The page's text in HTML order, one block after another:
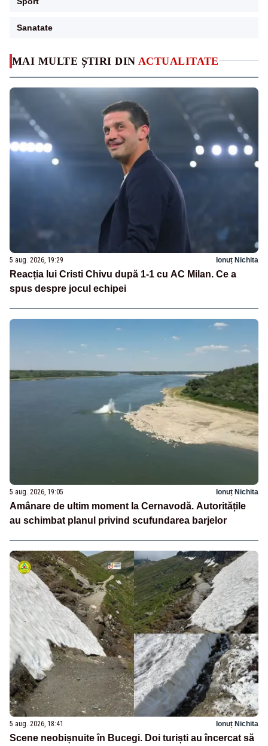
MAI MULTE ȘTIRI DIN ACTUALITATE
5 aug. 2026, 19:29 Ionuț Nichita
Reacția lui Cristi Chivu după 1-1 cu AC Milan. Ce a
spus despre jocul echipei
5 aug. 2026, 19:05 Ionuț Nichita
Amânare de ultim moment la Cernavodă. Autoritățile
au schimbat planul privind scufundarea barjelor
5 aug. 2026, 18:41 Ionuț Nichita
Scene neobișnuite în Bucegi. Doi turiști au încercat să
Sanatate